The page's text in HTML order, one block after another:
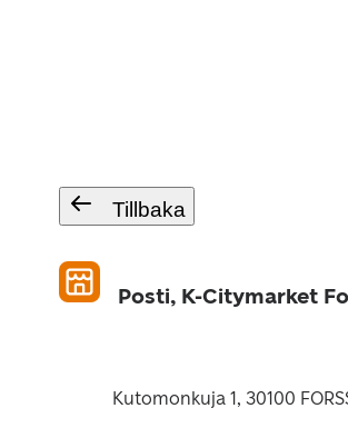
Tillbaka
Posti, K-Citymarket
Kutomonkuja 1, 30100